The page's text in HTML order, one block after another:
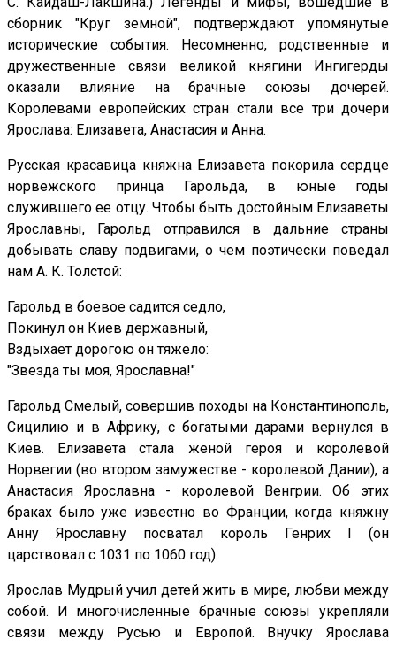
сборник "Круг земной", подтверждают упомянутые
исторические события. Несомненно, родственные и
дружественные связи великой княгини Ингигерды
оказали влияние на брачные союзы дочерей.
Королевами европейских стран стали все три дочери
Ярослава: Елизавета, Анастасия и Анна.
Русская красавица княжна Елизавета покорила сердце
норвежского принца Гарольда, в юные годы
служившего ее отцу. Чтобы быть достойным Елизаветы
Ярославны, Гарольд отправился в дальние страны
добывать славу подвигами, о чем поэтически поведал
нам А. К. Толстой:
Гарольд в боевое садится седло,
Покинул он Киев державный,
Вздыхает дорогою он тяжело:
"Звезда ты моя, Ярославна!"
Гарольд Смелый, совершив походы на Константинополь,
Сицилию и в Африку, с богатыми дарами вернулся в
Киев. Елизавета стала женой героя и королевой
Норвегии (во втором замужестве - королевой Дании), а
Анастасия Ярославна - королевой Венгрии. Об этих
браках было уже известно во Франции, когда княжну
Анну Ярославну посватал король Генрих I (он
царствовал с 1031 по 1060 год).
Ярослав Мудрый учил детей жить в мире, любви между
собой. И многочисленные брачные союзы укрепляли
связи между Русью и Европой. Внучку Ярослава